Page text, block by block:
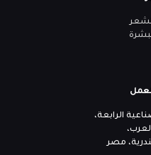
الرابعة،
مصر